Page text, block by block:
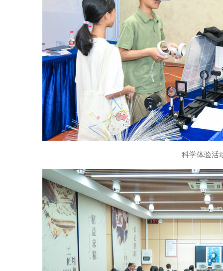
科学体验活